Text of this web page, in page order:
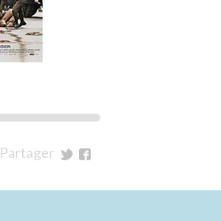
Partager
Twitter
Facebook